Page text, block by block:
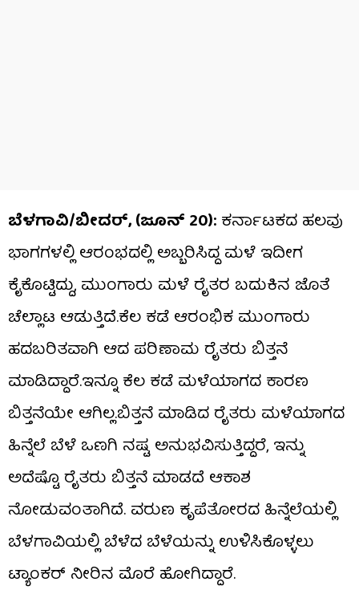
ಬೆಳಗಾವಿ/ಬೀದರ್, (ಜೂನ್ 20): ಕರ್ನಾಟಕದ ಹಲವು
ಭಾಗಗಳಲ್ಲಿ ಆರಂಭದಲ್ಲಿ ಅಬ್ಬರಿಸಿದ್ದ ಮಳೆ ಇದೀಗ
ಕೈಕೊಟ್ಟಿದ್ದು, ಮುಂಗಾರು ಮಳೆ ರೈತರ ಬದುಕಿನ ಜೊತೆ
ಚೆಲ್ಲಾಟ ಆಡುತ್ತಿದೆ.ಕೆಲ ಕಡೆ ಆರಂಭಿಕ ಮುಂಗಾರು
ಹದಬರಿತವಾಗಿ ಆದ ಪರಿಣಾಮ ರೈತರು ಬಿತ್ತನೆ
ಮಾಡಿದ್ದಾರೆ.ಇನ್ನೂ ಕೆಲ ಕಡೆ ಮಳೆಯಾಗದ ಕಾರಣ
ಬಿತ್ತನೆಯೇ ಆಗಿಲ್ಲ.ಬಿತ್ತನೆ ಮಾಡಿದ ರೈತರು ಮಳೆಯಾಗದ
ಹಿನ್ನೆಲೆ ಬೆಳೆ ಒಣಗಿ ನಷ್ಟ ಅನುಭವಿಸುತ್ತಿದ್ದರೆ, ಇನ್ನು
ಅದೆಷ್ಟೊ ರೈತರು ಬಿತ್ತನೆ ಮಾಡದೆ ಆಕಾಶ
ನೋಡುವಂತಾಗಿದೆ. ವರುಣ ಕೃಪೆತೋರದ ಹಿನ್ನೆಲೆಯಲ್ಲಿ
ಬೆಳಗಾವಿಯಲ್ಲಿ ಬೆಳೆದ ಬೆಳೆಯನ್ನು ಉಳಿಸಿಕೊಳ್ಳಲು
ಟ್ಯಾಂಕರ್ ನೀರಿನ ಮೊರೆ ಹೋಗಿದ್ದಾರೆ.